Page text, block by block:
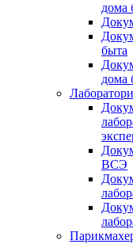
дома
быта
дома
ВСЭ